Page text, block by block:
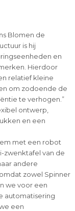
Blomen de
is hij
en
Hierdoor
relatief kleine
om zodoende de
te verhogen.”
ontwerp,
en een
met een robot
zwenktafel van de
andere
zowel Spinner
we voor een
automatisering
een